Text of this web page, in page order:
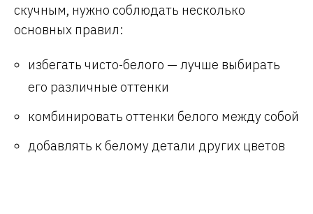
скучным, нужно соблюдать несколько
основных правил:
избегать чисто-белого — лучше выбирать
его различные оттенки
комбинировать оттенки белого между собой
добавлять к белому детали других цветов